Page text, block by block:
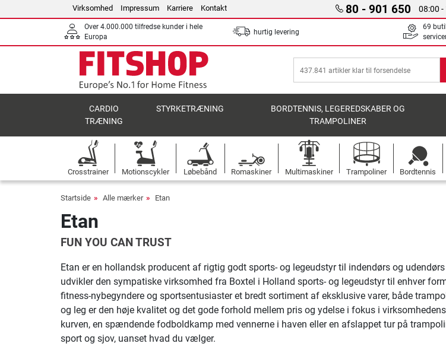
Virksomhed Impressum Karriere Kontakt 80 - 901 650 08:00 -
Over 4.000.000 tilfredse kunder i hele
Europa
hurtig levering
69
CARDIO
TRÆNING
STYRKETRÆNING
BORDTENNIS, LEGEREDSKABER OG
TRAMPOLINER
Crosstrainer Motionscykler Løbebånd Romaskiner Multimaskiner Trampoliner Bordtennis
Startside Alle mærker Etan
Etan
FUN YOU CAN TRUST
Etan er en hollandsk producent af rigtig godt sports- og legeudstyr til indendørs og
udvikler den sympatiske virksomhed fra Boxtel i Holland sports- og legeudstyr til enhver
fitness-nybegyndere og sportsentusiaster et bredt sortiment af eksklusive varer, både
og leg er den høje kvalitet og det gode forhold mellem pris og ydelse i fokus i
kurven, en spændende fodboldkamp med vennerne i haven eller en afslappet tur på
sport og sjov, uanset hvad du vælger.